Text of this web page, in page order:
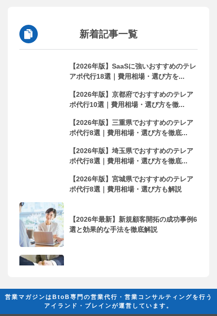
新着記事一覧
【2026年版】SaaSに強いおすすめのテレ
アポ代行18選｜費用相場・選び方を...
【2026年版】京都府でおすすめのテレア
ポ代行10選｜費用相場・選び方を徹...
【2026年版】三重県でおすすめのテレア
ポ代行8選｜費用相場・選び方を徹底...
【2026年版】埼玉県でおすすめのテレア
ポ代行8選｜費用相場・選び方を徹底...
【2026年版】宮城県でおすすめのテレア
ポ代行8選｜費用相場・選び方も解説
【2026年最新】新規顧客開拓の成功事例6
選と効果的な手法を徹底解説
営業マガジンはBtoB専門の営業代行・営業コンサルティングを行う
アイランド・ブレインが運営しています。